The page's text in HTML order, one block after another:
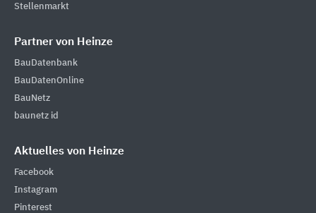
Stellenmarkt
Partner von Heinze
BauDatenbank
BauDatenOnline
BauNetz
baunetz id
Aktuelles von Heinze
Facebook
Instagram
Pinterest